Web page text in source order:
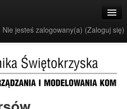
Nie jesteś zalogowany(a) (Zaloguj się)